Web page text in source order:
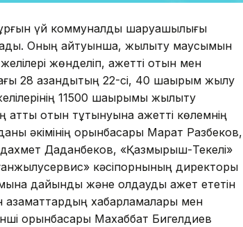
үй коммуналдық шаруашылығы
Оның айтуынша, жылыту маусымын
жөнделіп, қажетті отын мен
28 қазандықтың 22-сі, 40 шақырым жылу
11500 шақырымы жылыту
отын тұтынуына қажетті көлемнің
әкімінің орынбасары Марат Разбеков,
Даданбеков, «Қазмырыш-Текелі»
кәсіпорнының директоры
дайындық және қолдауды қажет ететін
азаматтардың хабарламалары мен
орынбасары Махаббат Бигелдиев